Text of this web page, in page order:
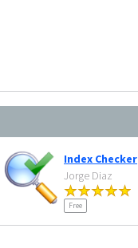
Index Checker
Jorge Diaz
Free